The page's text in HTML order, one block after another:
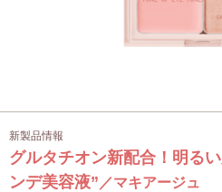
新製品情報
グルタチオン新配合！明る
ンデ美容液” ／マキアージュ